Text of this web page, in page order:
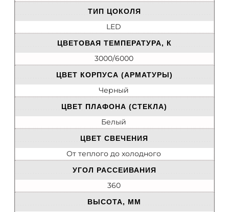
ТИП ЦОКОЛЯ
LED
ЦВЕТОВАЯ ТЕМПЕРАТУРА, К
3000/6000
ЦВЕТ КОРПУСА (АРМАТУРЫ)
Черный
ЦВЕТ ПЛАФОНА (СТЕКЛА)
Белый
ЦВЕТ СВЕЧЕНИЯ
От теплого до холодного
УГОЛ РАССЕИВАНИЯ
360
ВЫСОТА, ММ